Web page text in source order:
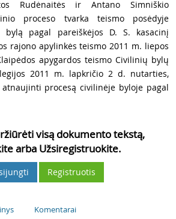
Rudėnaitės ir Antano Simniškio
proceso tvarka teismo posėdyje
bylą pagal pareiškėjos D. S. kasacinį
rajono apylinkės teismo 2011 m. liepos
apygardos teismo Civilinių bylų
2011 m. lapkričio 2 d. nutarties,
procesą civilinėje byloje pagal
visą dokumento tekstą,
arba Užsiregistruokite.
Registruotis
Komentarai